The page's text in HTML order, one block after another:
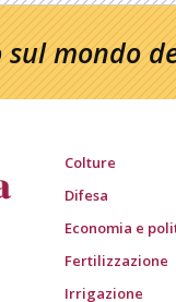
mondo
Colture
Difesa
Economia e
Fertilizzazione
Irrigazione